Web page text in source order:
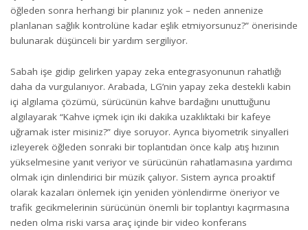
öğleden sonra herhangi bir planınız yok – neden annenize
planlanan sağlık kontrolüne kadar eşlik etmiyorsunuz?” önerisinde
bulunarak düşünceli bir yardım sergiliyor.
Sabah işe gidip gelirken yapay zeka entegrasyonunun rahatlığı
daha da vurgulanıyor. Arabada, LG’nin yapay zeka destekli kabin
içi algılama çözümü, sürücünün kahve bardağını unuttuğunu
algılayarak “Kahve içmek için iki dakika uzaklıktaki bir kafeye
uğramak ister misiniz?” diye soruyor. Ayrıca biyometrik sinyalleri
izleyerek öğleden sonraki bir toplantıdan önce kalp atış hızının
yükselmesine yanıt veriyor ve sürücünün rahatlamasına yardımcı
olmak için dinlendirici bir müzik çalıyor. Sistem ayrıca proaktif
olarak kazaları önlemek için yeniden yönlendirme öneriyor ve
trafik gecikmelerinin sürücünün önemli bir toplantıyı kaçırmasına
neden olma riski varsa araç içinde bir video konferans